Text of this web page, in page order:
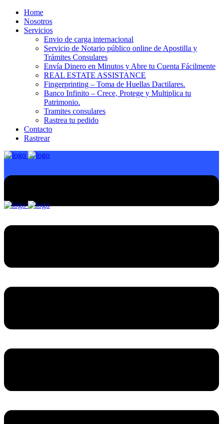
Home
Nosotros
Servicios
Envio de carga internacional
Servicio de Notario público online de Apostilla y
Trámites Consulares
Envía Dinero en Minutos y Abre tu Cuenta Fácilmente
REAL ESTATE ASSISTANCE
Fingerprinting – Toma de Huellas Dactilares.
Banco Infinito – Crece, Protege y Multiplica tu
Patrimonio.
Tramites consulares
Rastrea tu pedido
Contacto
Rastrear